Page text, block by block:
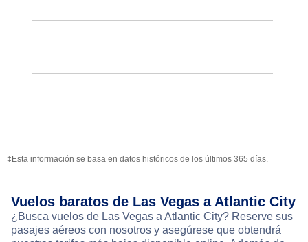
‡Esta información se basa en datos históricos de los últimos 365 días.
Vuelos baratos de Las Vegas a Atlantic City
¿Busca vuelos de Las Vegas a Atlantic City? Reserve sus
pasajes aéreos con nosotros y asegúrese que obtendrá